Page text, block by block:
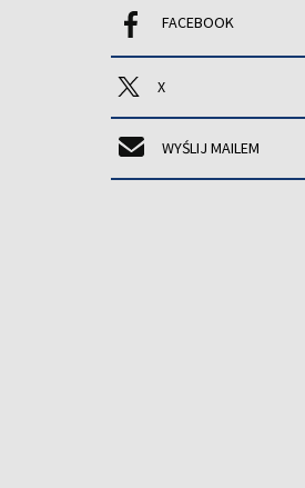
FACEBOOK
X
WYŚLIJ MAILEM